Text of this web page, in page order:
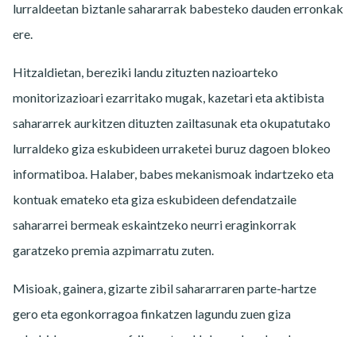
lurraldeetan biztanle sahararrak babesteko dauden erronkak
ere.
Hitzaldietan, bereziki landu zituzten nazioarteko
monitorizazioari ezarritako mugak, kazetari eta aktibista
sahararrek aurkitzen dituzten zailtasunak eta okupatutako
lurraldeko giza eskubideen urraketei buruz dagoen blokeo
informatiboa. Halaber, babes mekanismoak indartzeko eta
kontuak emateko eta giza eskubideen defendatzaile
sahararrei bermeak eskaintzeko neurri eraginkorrak
garatzeko premia azpimarratu zuten.
Misioak, gainera, gizarte zibil sahararraren parte-hartze
gero eta egonkorragoa finkatzen lagundu zuen giza